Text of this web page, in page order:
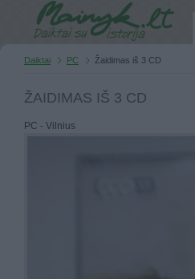
Daiktai PC Žaidimas iš 3 CD
ŽAIDIMAS IŠ 3 CD
PC - Vilnius